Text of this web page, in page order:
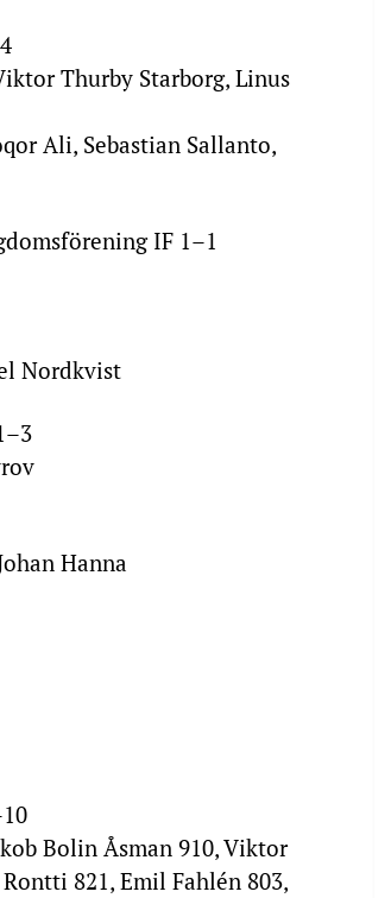
Thurby Starborg, Linus
Ali, Sebastian Sallanto,
IF 1–1
Nordkvist
Hanna
Bolin Åsman 910, Viktor
821, Emil Fahlén 803,